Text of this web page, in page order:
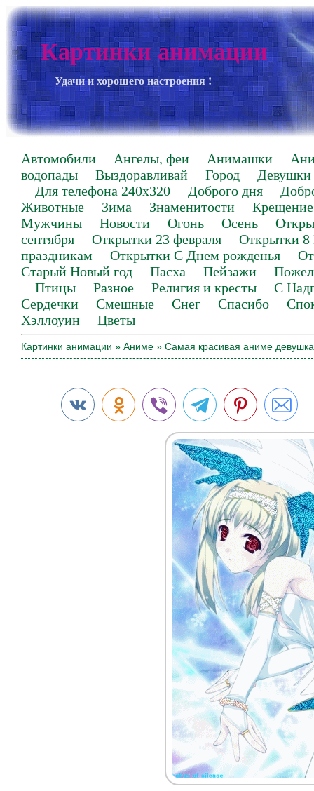
Картинки анимации
Удачи и хорошего настроения !
Автомобили Ангелы, феи Анимашки
водопады
Выздоравливай Город
Девушки
Для телефона 240х320
Доброго дня
Животные
Зима Знаменитости
Крещение
Мужчины
Новости Огонь Осень
сентября
Открытки 23 февраля
Открытки 8
праздникам
Открытки С Днем рожденья
Старый Новый год
Пасха Пейзажи
Птицы
Разное Религия и кресты
С
Сердечки
Смешные Снег Спасибо
Хэллоуин
Цветы
Картинки анимации » Аниме » Самая красивая аниме девушка